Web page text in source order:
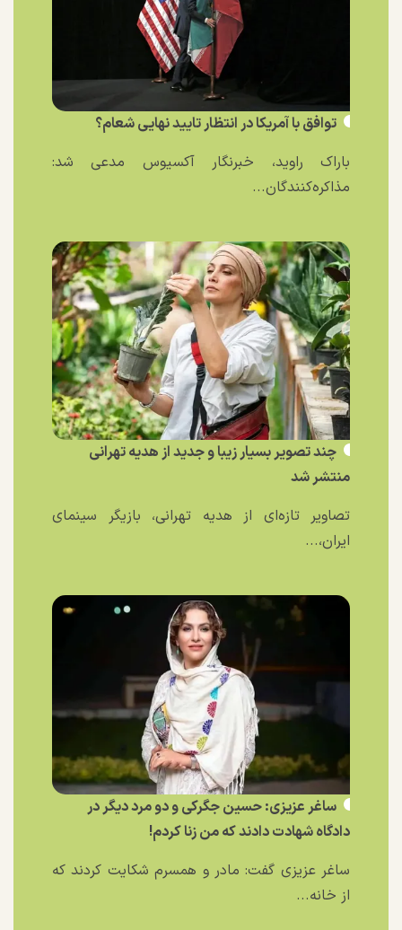
توافق با آمریکا در انتظار تایید نهایی شعام؟
باراک راوید، خبرنگار آکسیوس مدعی شد:
مذاکره‌کنندگان...
چند تصویر بسیار زیبا و جدید از هدیه تهرانی
منتشر شد
تصاویر تازه‌ای از هدیه تهرانی، بازیگر سینمای
ایران،...
ساغر عزیزی: حسین جگرکی و دو مرد دیگر در
دادگاه شهادت دادند که من زنا کردم!
ساغر عزیزی گفت: مادر و همسرم شکایت کردند که
از خانه...